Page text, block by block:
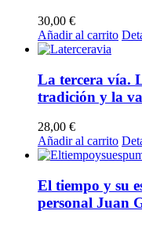
30,00 €
Añadir al carrito
La tercera vía.
tradición y la
28,00 €
Añadir al carrito
El tiempo y su
personal Juan